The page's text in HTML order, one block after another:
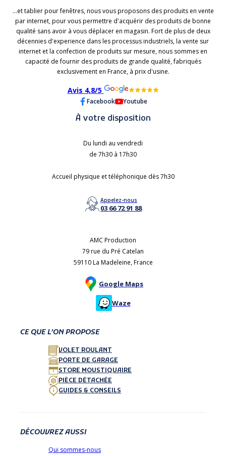
...et tablier pour fenêtres, nous vous proposons des produits en vente
par internet, pour vous permettre d'acquérir des produits de bonne
qualité sans avoir à vous déplacer en magasin. Fort de plus de deux
décennies d'experience dans les processus industriels, la vente sur
internet et la confection de produits sur mesure, nous sommes en
capacité de fournir des produits de grande qualité, fabriqués
exclusivement en France, à prix d'usine.
Avis 4,8/5
Facebook Youtube
À votre disposition
Du lundi au vendredi
de 7h30 à 17h30
Accueil physique et téléphonique dès 7h30
Appelez-nous
03 66 72 91 88
AMC Production
79 rue du Pré Catelan
59110 La Madeleine, France
Google Maps
Waze
CE QUE L’ON PROPOSE
VOLET ROULANT
PORTE DE GARAGE
STORE MOUSTIQUAIRE
PIÈCE DÉTACHÉE
GUIDES & CONSEILS
DÉCOUVREZ AUSSI
Qui sommes-nous